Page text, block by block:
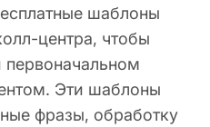
шаблоны
центра, чтобы
Эти шаблоны
фразы, обработку